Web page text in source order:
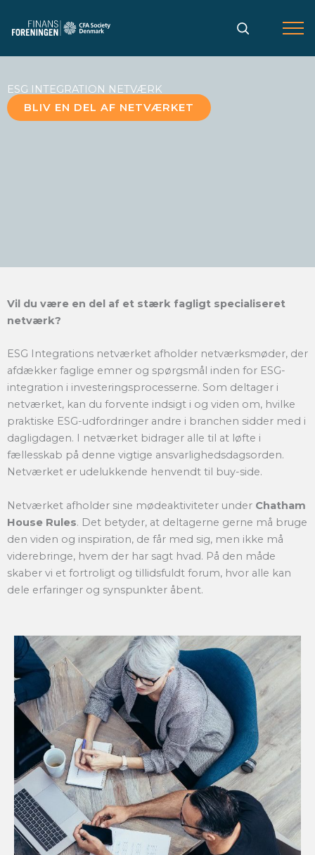
ESG INTEGRATION NETVÆRK
BLIV EN DEL AF NETVÆRKET
Vil du være en del af et stærk fagligt specialiseret
netværk?
ESG Integrations netværket afholder netværksmøder, der
afdækker faglige emner og spørgsmål inden for ESG-
integration i investeringsprocesserne. Som deltager i
netværket, kan du forvente indsigt i og viden om, hvilke
praktiske ESG-udfordringer andre i branchen sidder med i
dagligdagen. I netværket bidrager alle til at løfte i
fællesskab på denne vigtige ansvarlighedsdagsorden.
Netværket er udelukkende henvendt til buy-side.
Netværket afholder sine mødeaktiviteter under Chatham
House Rules. Det betyder, at deltagerne gerne må bruge
den viden og inspiration, de får med sig, men ikke må
viderebringe, hvem der har sagt hvad. På den måde
skaber vi et fortroligt og tillidsfuldt forum, hvor alle kan
dele erfaringer og synspunkter åbent.